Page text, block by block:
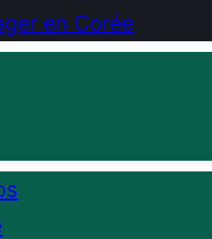
en Corée